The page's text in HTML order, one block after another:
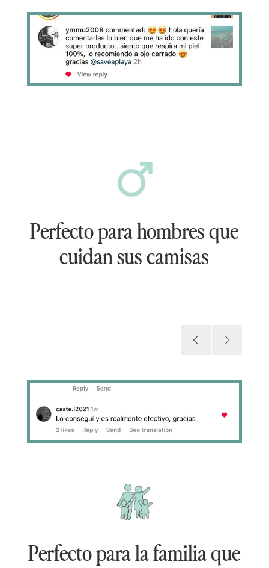
Perfecto para hombres que
cuidan sus camisas
Perfecto para la familia que